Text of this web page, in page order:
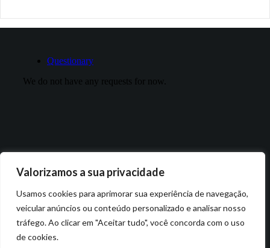
Valorizamos a sua privacidade
Usamos cookies para aprimorar sua experiência de navegação,
veicular anúncios ou conteúdo personalizado e analisar nosso
tráfego. Ao clicar em "Aceitar tudo", você concorda com o uso
de cookies.